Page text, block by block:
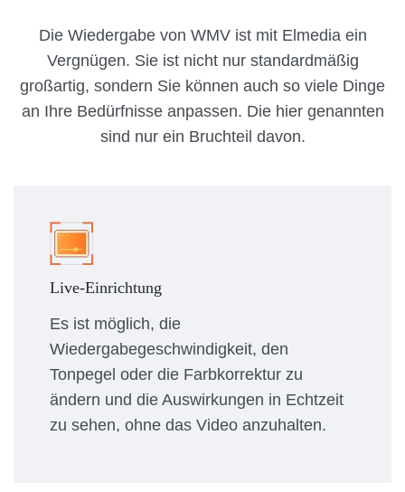
Die Wiedergabe von WMV ist mit Elmedia ein
Vergnügen. Sie ist nicht nur standardmäßig
großartig, sondern Sie können auch so viele Dinge
an Ihre Bedürfnisse anpassen. Die hier genannten
sind nur ein Bruchteil davon.
Live-Einrichtung
Es ist möglich, die
Wiedergabegeschwindigkeit, den
Tonpegel oder die Farbkorrektur zu
ändern und die Auswirkungen in Echtzeit
zu sehen, ohne das Video anzuhalten.